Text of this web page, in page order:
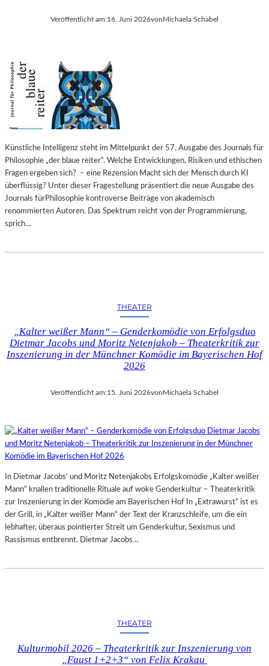
Veröffentlicht am:16. Juni 2026von Michaela Schabel
Künstliche Intelligenz steht im Mittelpunkt der 57. Ausgabe des Journals für
Philosophie „der blaue reiter“. Welche Entwicklungen, Risiken und ethischen
Fragen ergeben sich? – eine Rezension Macht sich der Mensch durch KI
überflüssig? Unter dieser Fragestellung präsentiert die neue Ausgabe des
Journals fürPhilosophie kontroverse Beiträge von akademisch
renommierten Autoren. Das Spektrum reicht von der Programmierung,
sprich…
THEATER
„Kalter weißer Mann“ – Genderkomödie von Erfolgsduo
Dietmar Jacobs und Moritz Netenjakob – Theaterkritik zur
Inszenierung in der Münchner Komödie im Bayerischen Hof
2026
Veröffentlicht am:15. Juni 2026vonMichaela Schabel
In Dietmar Jacobs’ und Moritz Netenjakobs Erfolgskomödie „Kalter weißer
Mann“ knallen traditionelle Rituale auf woke Genderkultur – Theaterkritik
zur Inszenierung in der Komödie am Bayerischen Hof In „Extrawurst“ ist es
der Grill, in „Kalter weißer Mann“ der Text der Kranzschleife, um die ein
lebhafter, überaus pointierter Streit um Genderkultur, Sexismus und
Rassismus entbrennt. Dietmar Jacobs…
THEATER
Kulturmobil 2026 – Theaterkritik zur Inszenierung von
„Faust 1+2+3“ von Felix Krakau